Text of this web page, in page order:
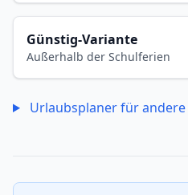
Günstig-Variante
Außerhalb der Schulferien
Urlaubsplaner für